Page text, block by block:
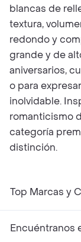
blancas de
textura,
redondo y
grande y de
aniversarios,
o para
inolvidable.
romanticismo
categoría
distinción.
Top Marcas y
Encuéntranos